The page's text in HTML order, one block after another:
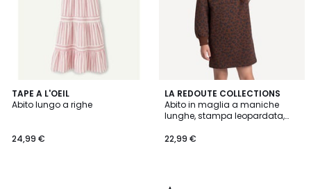
TAPE A L'OEIL
Abito lungo a righe
24,99 €
LA REDOUTE COLLECTIONS
Abito in maglia a maniche
lunghe, stampa leopardata,
22,99 €
5
/
5